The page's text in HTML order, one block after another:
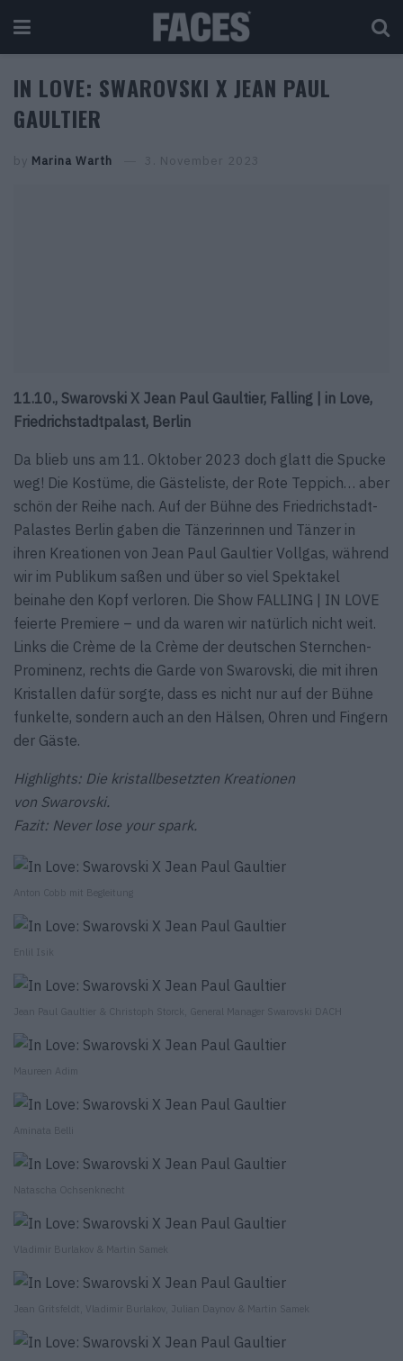
IN LOVE: SWAROVSKI X JEAN PAUL
GAULTIER
by Marina Warth 3. November 2023
11.10., Swarovski X Jean Paul Gaultier, Falling | in Love,
Friedrichstadtpalast, Berlin
Da blieb uns am 11. Oktober 2023 doch glatt die Spucke
weg! Die Kostüme, die Gästeliste, der Rote Teppich… aber
schön der Reihe nach. Auf der Bühne des Friedrichstadt-
Palastes Berlin gaben die Tänzerinnen und Tänzer in
ihren Kreationen von Jean Paul Gaultier Vollgas, während
wir im Publikum saßen und über so viel Spektakel
beinahe den Kopf verloren. Die Show FALLING | IN LOVE
feierte Premiere – und da waren wir natürlich nicht weit.
Links die Crème de la Crème der deutschen Sternchen-
Prominenz, rechts die Garde von Swarovski, die mit ihren
Kristallen dafür sorgte, dass es nicht nur auf der Bühne
funkelte, sondern auch an den Hälsen, Ohren und Fingern
der Gäste.
Highlights: Die kristall­besetzten Kreationen
von Swarovski.
Fazit: Never lose your spark.
Anton Cobb mit Begleitung
Enlil Isik
Jean Paul Gaultier & Christoph Storck, General Manager Swarovski DACH
Maureen Adim
Aminata Belli
Natascha Ochsenknecht
Vladimir Burlakov & Martin Samek
Jean Gritsfeldt, Vladimir Burlakov, Julian Daynov & Martin Samek